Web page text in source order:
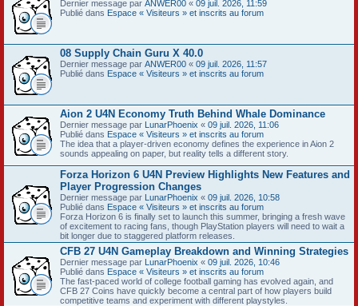
Dernier message par ANWER00 « 09 juil. 2026, 11:59
Publié dans Espace « Visiteurs » et inscrits au forum
08 Supply Chain Guru X 40.0
Dernier message par ANWER00 « 09 juil. 2026, 11:57
Publié dans Espace « Visiteurs » et inscrits au forum
Aion 2 U4N Economy Truth Behind Whale Dominance
Dernier message par LunarPhoenix « 09 juil. 2026, 11:06
Publié dans Espace « Visiteurs » et inscrits au forum
The idea that a player-driven economy defines the experience in Aion 2
sounds appealing on paper, but reality tells a different story.
Forza Horizon 6 U4N Preview Highlights New Features and
Player Progression Changes
Dernier message par LunarPhoenix « 09 juil. 2026, 10:58
Publié dans Espace « Visiteurs » et inscrits au forum
Forza Horizon 6 is finally set to launch this summer, bringing a fresh wave
of excitement to racing fans, though PlayStation players will need to wait a
bit longer due to staggered platform releases.
CFB 27 U4N Gameplay Breakdown and Winning Strategies
Dernier message par LunarPhoenix « 09 juil. 2026, 10:46
Publié dans Espace « Visiteurs » et inscrits au forum
The fast-paced world of college football gaming has evolved again, and
CFB 27 Coins have quickly become a central part of how players build
competitive teams and experiment with different playstyles.